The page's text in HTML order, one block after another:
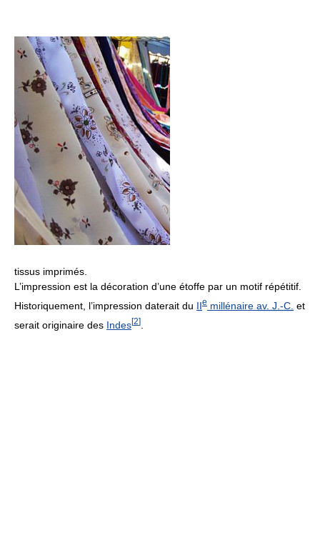
tissus imprimés.
L’impression est la décoration d’une étoffe par un motif répétitif.
Historiquement, l’impression daterait du IIe millénaire av. J.‑C. et
serait originaire des Indes[2]